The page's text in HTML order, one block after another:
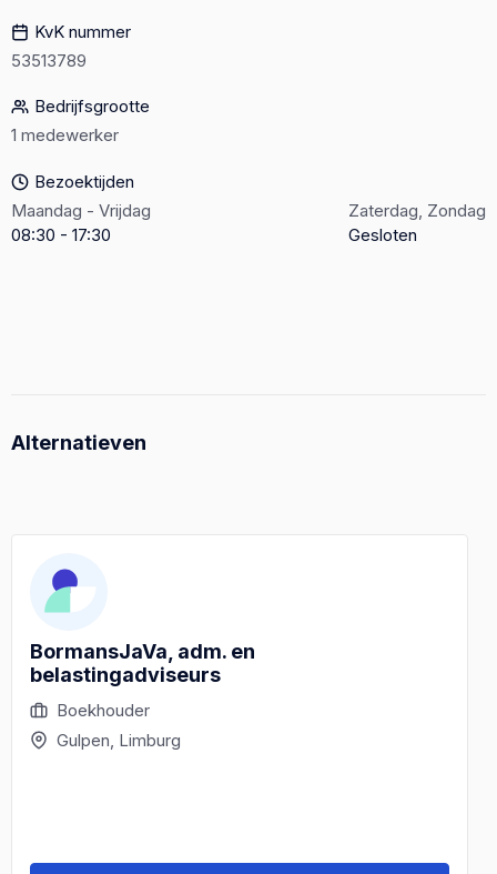
KvK nummer
53513789
Bedrijfsgrootte
1 medewerker
Bezoektijden
Maandag - Vrijdag
08:30 - 17:30
Zaterdag, Zondag
Gesloten
Alternatieven
BormansJaVa, adm. en
belastingadviseurs
Boekhouder
Gulpen, Limburg